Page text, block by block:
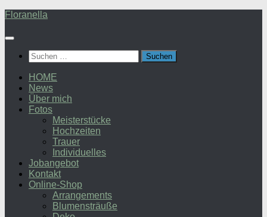
Zum
springen
Floranella
Suchen
nach:
HOME
News
Über mich
Fotos
Meisterstücke
Hochzeiten
Trauer
Individuelles
Jobangebot
Kontakt
Online-Shop
Arrangements
Blumensträuße